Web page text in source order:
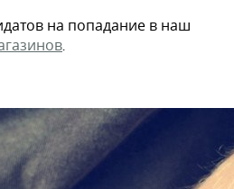
на попадание в наш
.